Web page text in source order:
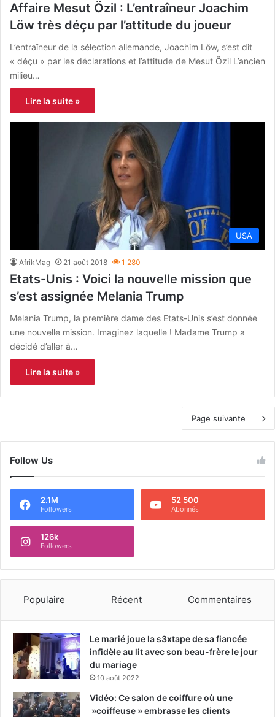
Affaire Mesut Özil : L’entraîneur Joachim
Löw très déçu par l’attitude du joueur
L’entraîneur de la sélection allemande, Joachim Löw, s’est dit
« déçu » par les déclarations et l’attitude de Mesut Özil L’ancien
milieu…
Lire la suite »
USA
AfrikMag 21 août 2018 1 280
Etats-Unis : Voici la nouvelle mission que
s’est assignée Melania Trump
Melania Trump, la première dame des Etats-Unis s’est donnée
une nouvelle mission. Imaginez laquelle ! Madame Trump a
décidé d’aller à…
Lire la suite »
Page suivante
Follow Us
2.1M
Followers
52 500
Abonnés
126k
Followers
Populaire Récent Commentaires
Le marié joue la s3xtape de sa fiancée
infidèle au lit avec son beau-frère le jour
du mariage
10 août 2022
Vidéo: Ce salon de coiffure où une
»coiffeuse » embrasse les clients